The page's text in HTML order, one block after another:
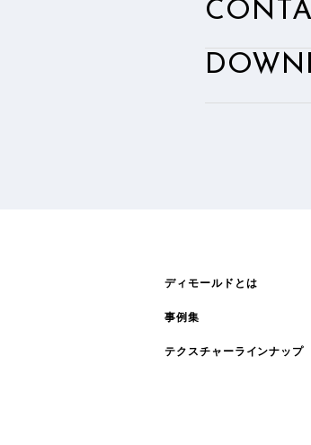
ディモールドとは
事例集
テクスチャーラインナップ